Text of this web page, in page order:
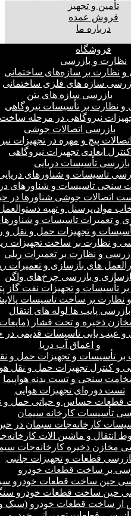
تأمین و تجهیز
فروش عمده
درباره ما
فروشگاه
نظارت و بازرسی
و نظارت بر سازه‌های ساختمانی
سازه های فلزی ساختمانی
بازرسی سازه های بتن
و نظارت بر تأسیسات نیروگاهی
نیروگاهی در مرحله
بازرسی اتصالات جوشی
پیچ و مهره در تجهیزات
کنترل ابعادی تجهیزات نیروگاهی
بازرسی تأسیسات دریایی
تاسیسات و شناورهای
سنجی تاسیسات و شناورهای
اتصالات جوشی شناورها در
مواد،پرسنل و تهیه
و تعمیرات تاسیسات و
و تجهیزات حمل و نقل و
و نظارت بر ساخت تجهیزات
و نظارت بر تعمیرات ریلی
های بازسازی و تعمیرات
و بازرسی چرخ‌های واگن
تأسیسات و تجهیزات نفت گاز
نظارت بر ساخت تاسیسات
بازرسی پایپ ها لوله های انتقال
ذخیره و تحت فشار
عیب یابی تاسیسات قدیمی در
و اعماق آب دریا
بر تأسیسات و تجهیزات حمل و
و کنترل تجهیزات حمل و نقل
سنجی و تست بدنه هواپیما
تست دوره‌ای تجهیزات هوایی
قطعات حساس و حیاتی حمل و
تأسیسات کارخانه سیمان
کارخانه‌جات سیمان در
انتقال و ماشین الات
مخازن ذخیره کارخانه‌جات
قطعات و تجهیزات جانبی
بر ساخت قطعات خودرو
حین ساخت قطعات خودرو
حین ساخت قطعات خودرو
از ساخت قطعات خودرو (سبک